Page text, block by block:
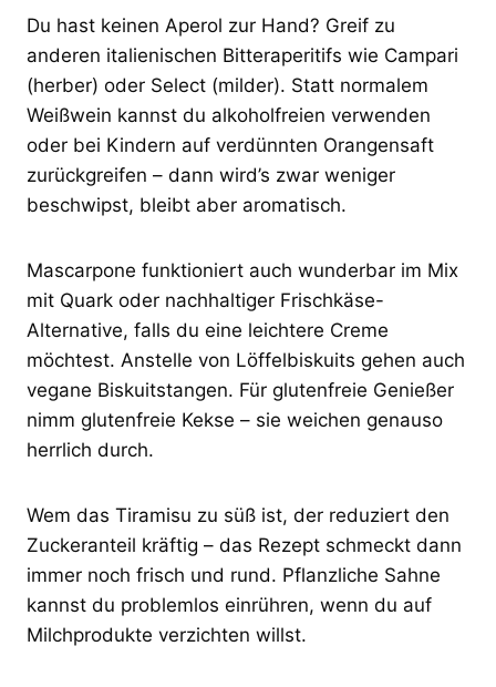
Du hast keinen Aperol zur Hand? Greif zu
anderen italienischen Bitteraperitifs wie Campari
(herber) oder Select (milder). Statt normalem
Weißwein kannst du alkoholfreien verwenden
oder bei Kindern auf verdünnten Orangensaft
zurückgreifen – dann wird’s zwar weniger
beschwipst, bleibt aber aromatisch.
Mascarpone funktioniert auch wunderbar im Mix
mit Quark oder nachhaltiger Frischkäse-
Alternative, falls du eine leichtere Creme
möchtest. Anstelle von Löffelbiskuits gehen auch
vegane Biskuitstangen. Für glutenfreie Genießer
nimm glutenfreie Kekse – sie weichen genauso
herrlich durch.
Wem das Tiramisu zu süß ist, der reduziert den
Zuckeranteil kräftig – das Rezept schmeckt dann
immer noch frisch und rund. Pflanzliche Sahne
kannst du problemlos einrühren, wenn du auf
Milchprodukte verzichten willst.